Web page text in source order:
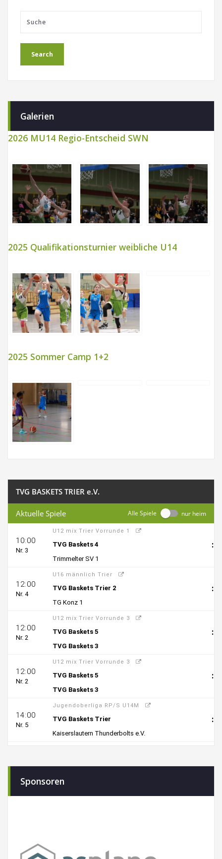
Galerien
2026 MU14 Regio-Entscheid SWN
2025 Qualifikationsturnier weibliche U14
2025 Sommer Camp 1+2
Sponsoren